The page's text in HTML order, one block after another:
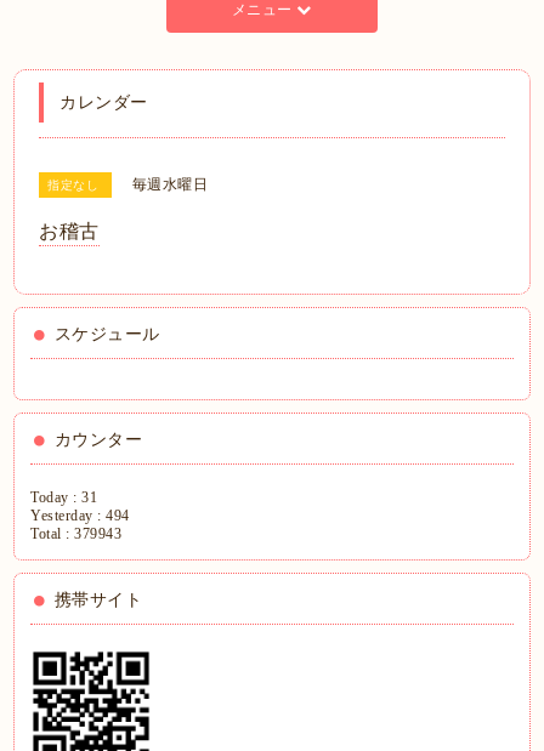
メニュー
カレンダー
指定なし 毎週水曜日
お稽古
スケジュール
カウンター
Today :31
Yesterday :494
Total :379943
携帯サイト